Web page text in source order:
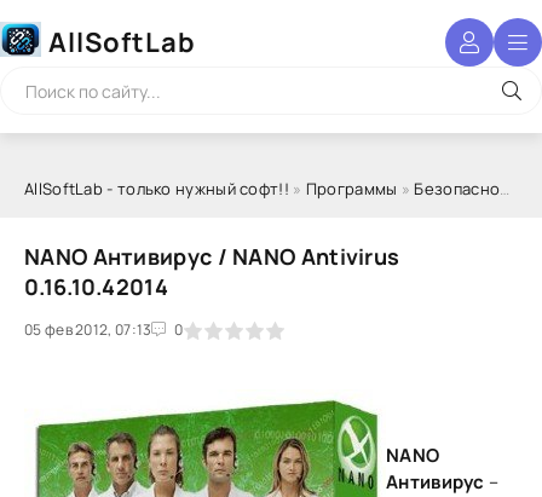
AllSoftLab
AllSoftLab - только нужный софт!! » Программы » Безопасность
NANO Антивирус / NANO Antivirus
0.16.10.42014
05 фев 2012, 07:13 0
1 2 3 4 5
NANO
Антивирус –